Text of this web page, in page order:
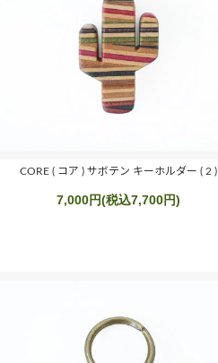
CORE ( コア ) サボテン キーホルダー ( 2 )
7,000円(税込7,700円)